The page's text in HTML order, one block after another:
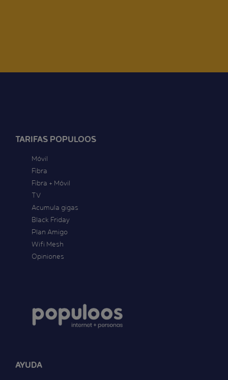
TARIFAS POPULOOS
Móvil
Fibra
Fibra + Móvil
TV
Acumula gigas
Black Friday
Plan Amigo
Wifi Mesh
Opiniones
AYUDA